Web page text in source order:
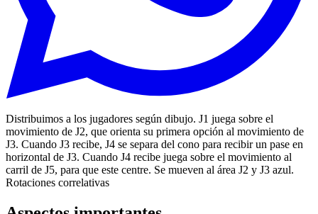
Distribuimos a los jugadores según dibujo. J1 juega sobre el
movimiento de J2, que orienta su primera opción al movimiento de
J3. Cuando J3 recibe, J4 se separa del cono para recibir un pase en
horizontal de J3. Cuando J4 recibe juega sobre el movimiento al
carril de J5, para que este centre. Se mueven al área J2 y J3 azul.
Rotaciones correlativas